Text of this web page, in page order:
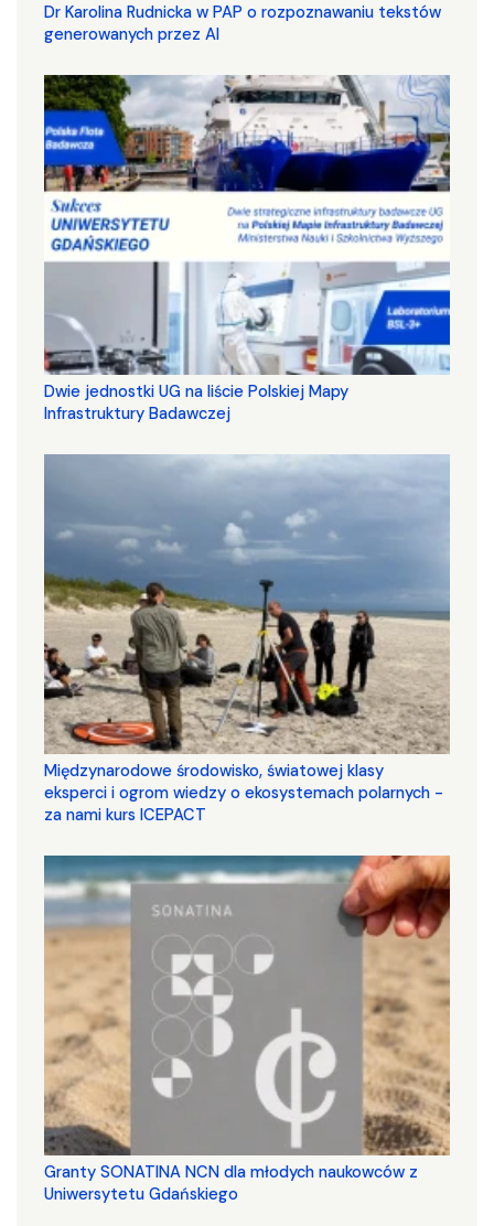
Dr Karolina Rudnicka w PAP o rozpoznawaniu tekstów
generowanych przez AI
Dwie jednostki UG na liście Polskiej Mapy
Infrastruktury Badawczej
Międzynarodowe środowisko, światowej klasy
eksperci i ogrom wiedzy o ekosystemach polarnych -
za nami kurs ICEPACT
Granty SONATINA NCN dla młodych naukowców z
Uniwersytetu Gdańskiego